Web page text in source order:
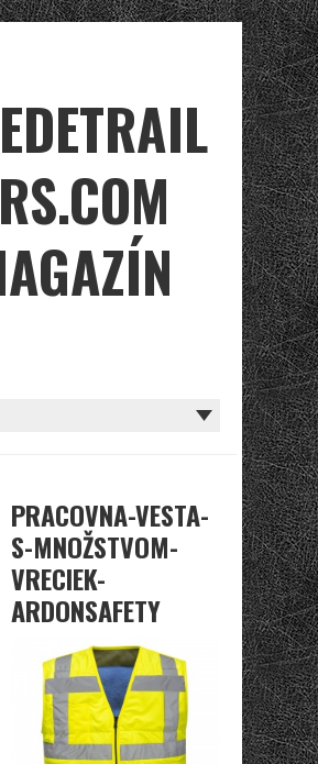
PRACOVNA-VESTA-
S-MNOŽSTVOM-
VRECIEK-
ARDONSAFETY